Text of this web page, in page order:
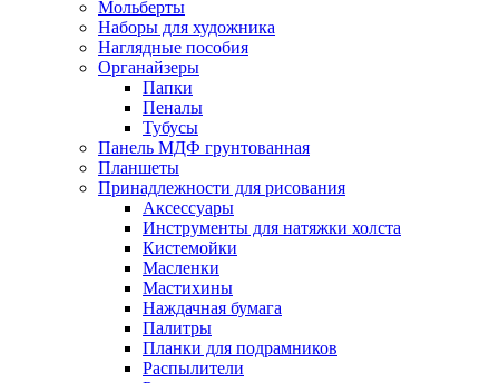
Мольберты
Наборы для художника
Наглядные пособия
Органайзеры
Папки
Пеналы
Тубусы
Панель МДФ грунтованная
Планшеты
Принадлежности для рисования
Аксессуары
Инструменты для натяжки холста
Кистемойки
Масленки
Мастихины
Наждачная бумага
Палитры
Планки для подрамников
Распылители